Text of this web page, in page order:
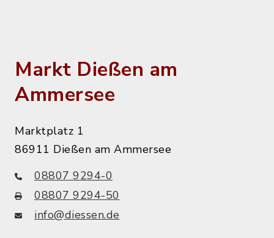
Markt Dießen am
Ammersee
Marktplatz 1
86911 Dießen am Ammersee
08807 9294-0
08807 9294-50
info@diessen.de